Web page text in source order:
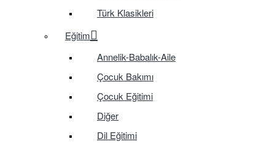
Türk Klasikleri
Eğitim
Annelik-Babalık-Aile
Çocuk Bakımı
Çocuk Eğitimi
Diğer
Dil Eğitimi